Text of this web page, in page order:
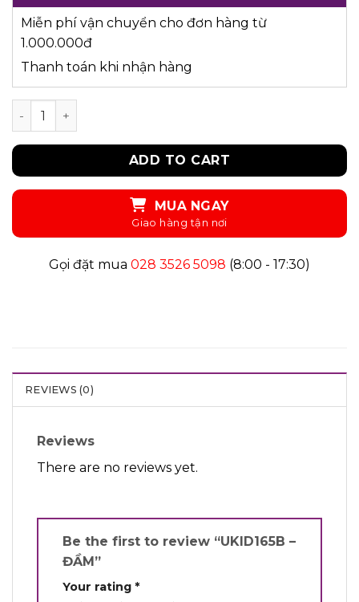
Miễn phí vận chuyển cho đơn hàng từ
1.000.000đ
Thanh toán khi nhận hàng
UKID165B - ĐẦM quantity
ADD TO CART
MUA NGAY
Gọi đặt mua 028 3526 5098 (8:00 - 17:30)
REVIEWS (0)
Reviews
There are no reviews yet.
Be the first to review “UKID165B –
ĐẦM”
Your rating *